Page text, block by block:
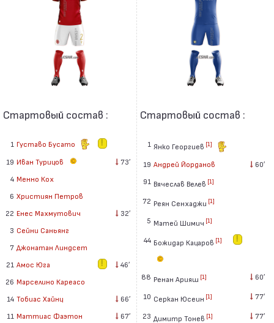
Стартовый состав :
1 Густаво Бусато
19 Иван Турицов 73′
4 Менно Кох
6 Християн Петров
22 Енес Махмутович
32′
3 Сейни Саньянг
7 Джонатан Линдсет
21 Амос Юга
46′
26 Марселино Кареасо
14 Тобиас Хайнц
66′
11 Маттиас Фаэтон 67′
Стартовый состав :
1 Янко Георгиев [1]
19 Андрей Йорданов
60′
91 Вячеслав Велев [1]
72 Реян Сенхаджи [1]
5 Матей Шимич [1]
44 Божидар Кацаров [1]
88 Ренан Арияш [1] 60′
10 Серкан Юсеин [1] 77′
23 Димитр Тонев [1] 77′